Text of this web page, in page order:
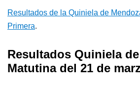
Resultados de la Quiniela de
Primera.
Resultados Quiniela
Matutina del 21 de